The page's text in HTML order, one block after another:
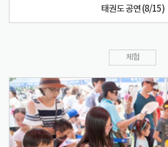
태권도 공연 (8/15)
체험